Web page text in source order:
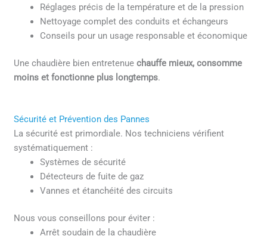
Réglages précis de la température et de la pression
Nettoyage complet des conduits et échangeurs
Conseils pour un usage responsable et économique
Une chaudière bien entretenuechauffe mieux, consomme
moins et fonctionne plus longtemps.
Sécurité et Prévention des Pannes
La sécurité est primordiale. Nos techniciens vérifient
systématiquement :
Systèmes de sécurité
Détecteurs de fuite de gaz
Vannes et étanchéité des circuits
Nous vous conseillons pour éviter :
Arrêt soudain de la chaudière